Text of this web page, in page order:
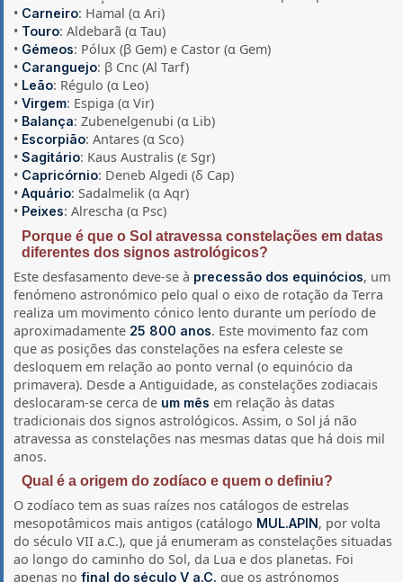
• Carneiro: Hamal (α Ari)
• Touro: Aldebarã (α Tau)
• Gémeos: Pólux (β Gem) e Castor (α Gem)
• Caranguejo: β Cnc (Al Tarf)
• Leão: Régulo (α Leo)
•Virgem: Espiga (α Vir)
• Balança: Zubenelgenubi (α Lib)
• Escorpião: Antares (α Sco)
•Sagitário: Kaus Australis (ε Sgr)
• Capricórnio: Deneb Algedi (δ Cap)
•Aquário: Sadalmelik (α Aqr)
• Peixes: Alrescha (α Psc)
Porque é que o Sol atravessa constelações em datas
diferentes dos signos astrológicos?
Este desfasamento deve-se à precessão dos equinócios, um
fenómeno astronómico pelo qual o eixo de rotação da Terra
realiza um movimento cónico lento durante um período de
aproximadamente 25 800 anos. Este movimento faz com
que as posições das constelações na esfera celeste se
desloquem em relação ao ponto vernal (o equinócio da
primavera). Desde a Antiguidade, as constelações zodiacais
deslocaram-se cerca de um mês em relação às datas
tradicionais dos signos astrológicos. Assim, o Sol já não
atravessa as constelações nas mesmas datas que há dois mil
anos.
Qual é a origem do zodíaco e quem o definiu?
O zodíaco tem as suas raízes nos catálogos de estrelas
mesopotâmicos mais antigos (catálogo MUL.APIN, por volta
do século VII a.C.), que já enumeram as constelações situadas
ao longo do caminho do Sol, da Lua e dos planetas. Foi
apenas nofinal do século V a.C. que os astrónomos